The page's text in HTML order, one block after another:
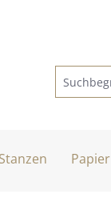
Stanzen Papier